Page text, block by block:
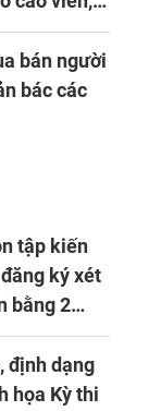
giỏi khu
bán người
bác các
tập kiến
ký xét
bằng 2
Học viện
- 2027
định dạng
họa Kỳ thi